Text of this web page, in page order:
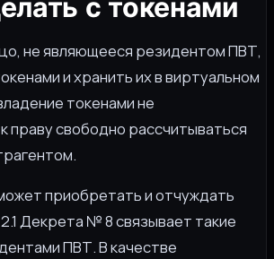
с токенами
не являющееся резидентом ПВТ,
и хранить их в виртуальном
токенами не
праву свободно рассчитываться
приобретать и отчуждать
Декрета № 8 связывает такие
ПВТ. В качестве